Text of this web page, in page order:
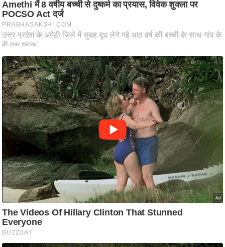
वि
श्ले
ष
ण
स
म
सा
म
यि
क
मा
तृ
भू
मि
स्तं
भ
ए
म